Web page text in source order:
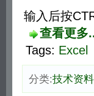
输入后按
查看更多
Tags: Excel
分类:技术资料